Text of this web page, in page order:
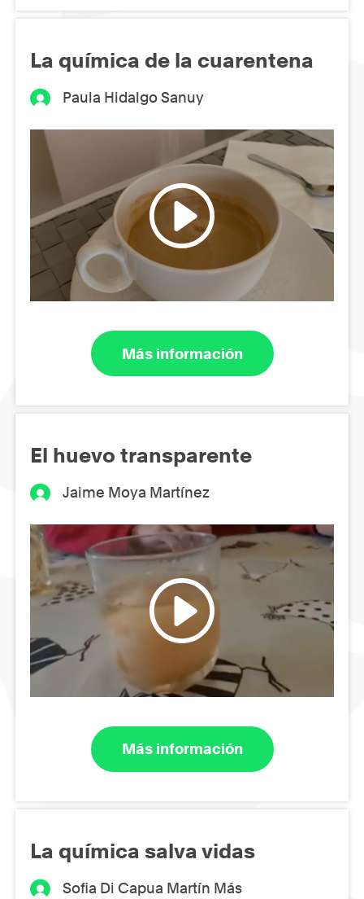
La química de la cuarentena
Paula Hidalgo Sanuy
Más información
El huevo transparente
Jaime Moya Martínez
Más información
La química salva vidas
Sofia Di Capua Martín Más